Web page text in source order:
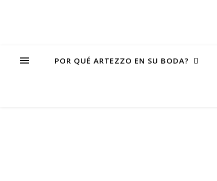
POR QUÉ ARTEZZO EN SU BODA?